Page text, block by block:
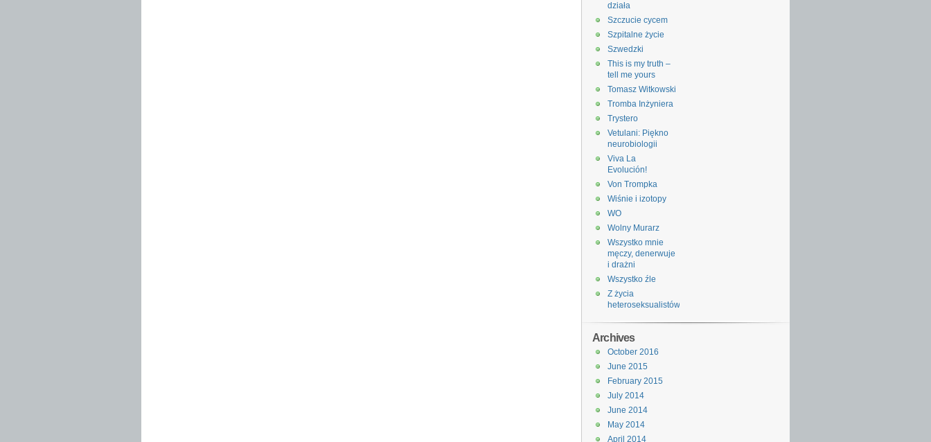
działa
Szczucie cycem
Szpitalne życie
Szwedzki
This is my truth –
tell me yours
Tomasz Witkowski
Tromba Inżyniera
Trystero
Vetulani: Piękno
neurobiologii
Viva La
Evolución!
Von Trompka
Wiśnie i izotopy
WO
Wolny Murarz
Wszystko mnie
męczy, denerwuje
i drażni
Wszystko źle
Z życia
heteroseksualistów
Archives
October 2016
June 2015
February 2015
July 2014
June 2014
May 2014
April 2014